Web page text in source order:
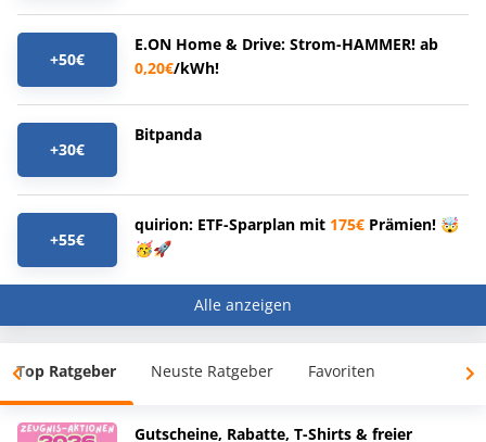
+50€
E.ON Home & Drive: Strom-HAMMER! ab
0,20€/kWh!
+30€
Bitpanda
+55€
quirion: ETF-Sparplan mit 175€ Prämien! 🤯
🥳🚀
Alle anzeigen
Top Ratgeber Neuste Ratgeber Favoriten
Gutscheine, Rabatte, T-Shirts & freier